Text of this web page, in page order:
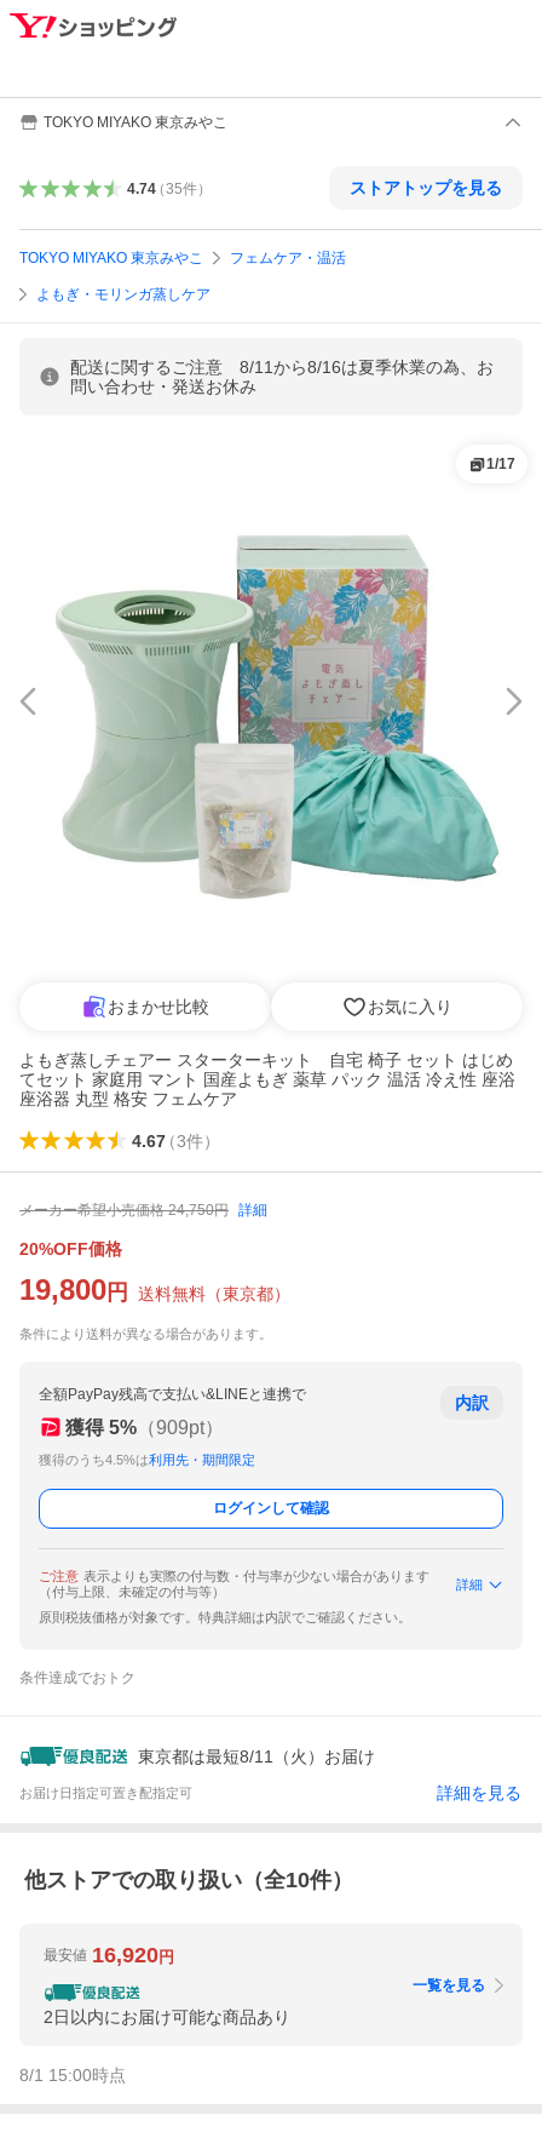
TOKYO MIYAKO 東京みやこ
4.74（35件） ストアトップを見る
TOKYO MIYAKO 東京みやこ フェムケア・温活
よもぎ・モリンガ蒸しケア
配送に関するご注意 8/11から8/16は夏季休業の為、お
問い合わせ・発送お休み
1/17
おまかせ比較 お気に入り
よもぎ蒸しチェアー スターターキット 自宅 椅子 セット はじめ
てセット 家庭用 マント 国産よもぎ 薬草 パック 温活 冷え性 座浴
座浴器 丸型 格安 フェムケア
4.67（3件）
メーカー希望小売価格 24,750円 詳細
20%OFF価格
19,800 円 送料無料 （東京都）
条件により送料が異なる場合があります。
全額PayPay残高で支払い&LINEと連携で
獲得 5% （909pt）
獲得のうち4.5%は利用先・期間限定
内訳
ログインして確認
ご注意 表示よりも実際の付与数・付与率が少ない場合があります
（付与上限、未確定の付与等）
詳細
原則税抜価格が対象です。特典詳細は内訳でご確認ください。
条件達成でおトク
東京都は最短8/11（火）お届け
お届け日指定可置き配指定可 詳細を見る
他ストアでの取り扱い（全10件）
最安値 16,920円
2日以内にお届け可能な商品あり
一覧を見る
8/1 15:00時点